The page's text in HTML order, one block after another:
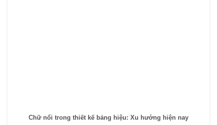
Chữ nổi trong thiết kế bảng hiệu: Xu hướng hiện nay